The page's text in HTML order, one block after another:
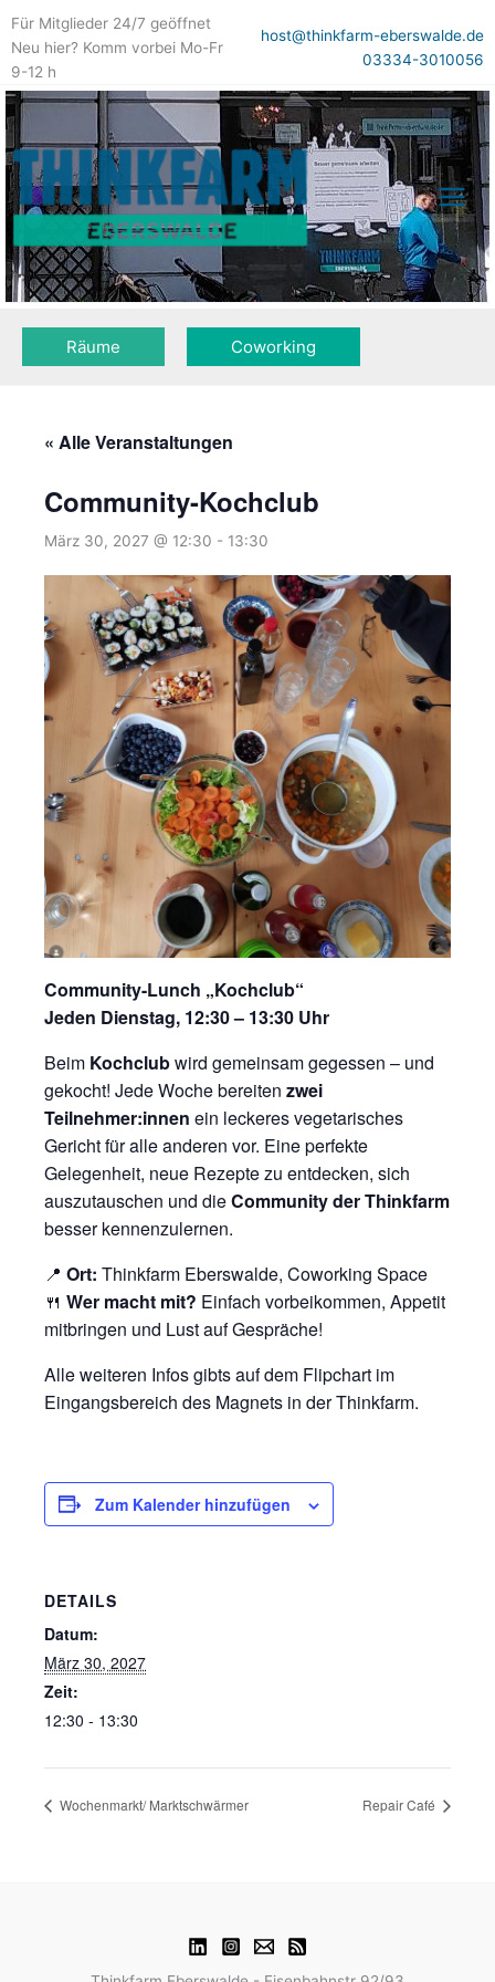
Für Mitglieder 24/7 geöffnet
Neu hier? Komm vorbei Mo-Fr
9-12 h
host@thinkfarm-eberswalde.de
03334-3010056
Räume Coworking
« Alle Veranstaltungen
Community-Kochclub
März 30, 2027 @ 12:30 - 13:30
Community-Lunch „Kochclub“
Jeden Dienstag, 12:30 – 13:30 Uhr
Beim Kochclubwird gemeinsam gegessen – und
gekocht! Jede Woche bereiten zwei
Teilnehmer:innen ein leckeres vegetarisches
Gericht für alle anderen vor. Eine perfekte
Gelegenheit, neue Rezepte zu entdecken, sich
auszutauschen und dieCommunity der Thinkfarm
besser kennenzulernen.
📍 Ort: Thinkfarm Eberswalde, Coworking Space
🍴 Wer macht mit? Einfach vorbeikommen, Appetit
mitbringen und Lust auf Gespräche!
Alle weiteren Infos gibts auf dem Flipchart im
Eingangsbereich des Magnets in der Thinkfarm.
Zum Kalender hinzufügen
DETAILS
Datum:
März 30, 2027
Zeit:
12:30 - 13:30
Wochenmarkt/ Marktschwärmer Repair Café